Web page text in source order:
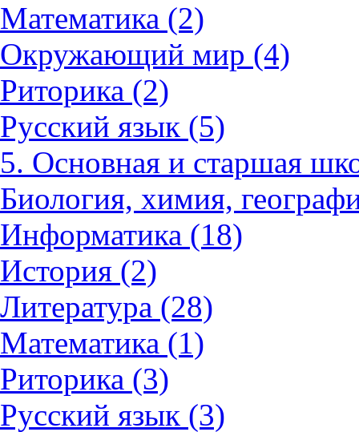
Математика (2)
Окружающий мир (4)
Риторика (2)
Русский язык (5)
5. Основная и старшая
Биология, химия,
Информатика (18)
История (2)
Литература (28)
Математика (1)
Риторика (3)
Русский язык (3)